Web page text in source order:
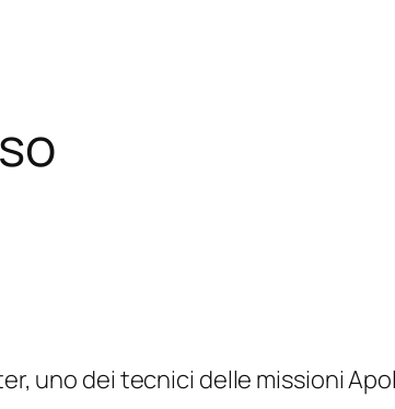
uno dei tecnici delle missioni